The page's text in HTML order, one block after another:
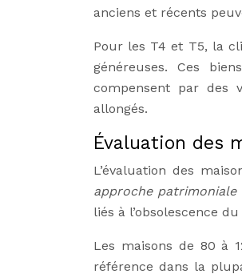
anciens et récents
Pour les T4 et T5, la
généreuses. Ces
compensent par des
allongés.
Évaluation des
L’évaluation des
approche patrimoniale
liés à l’obsolescence
Les maisons de 80 à
référence dans la